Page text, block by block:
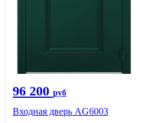
96 200 руб
Входная дверь AG6003